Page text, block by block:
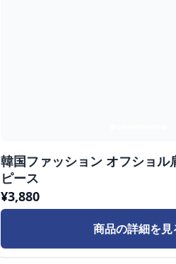
韓国ファッション オフショル
ピース
¥3,880
商品の詳細を見